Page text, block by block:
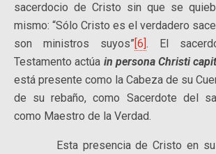
sacerdocio de Cristo sin que se
mismo: “Sólo Cristo es el verdadero
son ministros suyos”[6]. El
Testamento actúa in persona Christi
está presente como la Cabeza de su
de su rebaño, como Sacerdote del
como Maestro de la Verdad.
Esta presencia de Cristo en sus